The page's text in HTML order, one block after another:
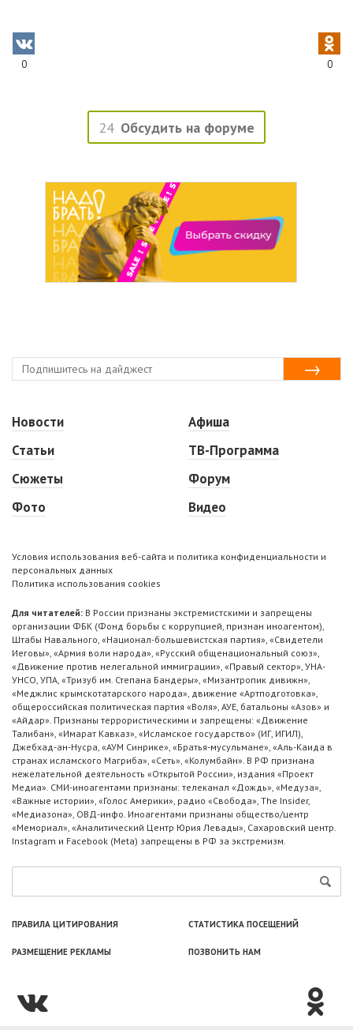
0 0
24 Обсудить на форуме
Новости
Статьи
Сюжеты
Фото
Афиша
ТВ-Программа
Форум
Видео
Условия использования веб-сайта и политика конфиденциальности и
персональных данных
Политика использования cookies
Для читателей: В России признаны экстремистскими и запрещены
организации ФБК (Фонд борьбы с коррупцией, признан иноагентом),
Штабы Навального, «Национал-большевистская партия», «Свидетели
Иеговы», «Армия воли народа», «Русский общенациональный союз»,
«Движение против нелегальной иммиграции», «Правый сектор», УНА-
УНСО, УПА, «Тризуб им. Степана Бандеры», «Мизантропик дивижн»,
«Меджлис крымскотатарского народа», движение «Артподготовка»,
общероссийская политическая партия «Воля», АУЕ, батальоны «Азов» и
«Айдар». Признаны террористическими и запрещены: «Движение
Талибан», «Имарат Кавказ», «Исламское государство» (ИГ, ИГИЛ),
Джебхад-ан-Нусра, «АУМ Синрике», «Братья-мусульмане», «Аль-Каида в
странах исламского Магриба», «Сеть», «Колумбайн». В РФ признана
нежелательной деятельность «Открытой России», издания «Проект
Медиа». СМИ-иноагентами признаны: телеканал «Дождь», «Медуза»,
«Важные истории», «Голос Америки», радио «Свобода», The Insider,
«Медиазона», ОВД-инфо. Иноагентами признаны общество/центр
«Мемориал», «Аналитический Центр Юрия Левады», Сахаровский центр.
Instagram и Facebook (Metа) запрещены в РФ за экстремизм.
ПРАВИЛА ЦИТИРОВАНИЯ СТАТИСТИКА ПОСЕЩЕНИЙ
РАЗМЕЩЕНИЕ РЕКЛАМЫ ПОЗВОНИТЬ НАМ